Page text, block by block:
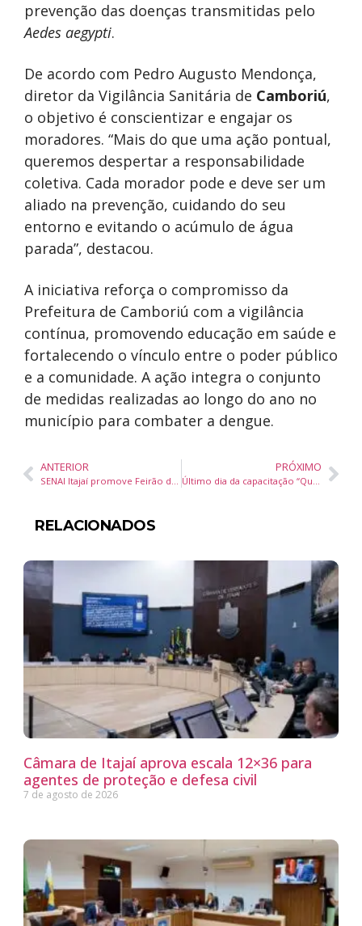
prevenção das doenças transmitidas pelo
Aedes aegypti.
De acordo com Pedro Augusto Mendonça,
diretor da Vigilância Sanitária de Camboriú,
o objetivo é conscientizar e engajar os
moradores. “Mais do que uma ação pontual,
queremos despertar a responsabilidade
coletiva. Cada morador pode e deve ser um
aliado na prevenção, cuidando do seu
entorno e evitando o acúmulo de água
parada”, destacou.
A iniciativa reforça o compromisso da
Prefeitura de Camboriú com a vigilância
contínua, promovendo educação em saúde e
fortalecendo o vínculo entre o poder público
e a comunidade. A ação integra o conjunto
de medidas realizadas ao longo do ano no
município para combater a dengue.
ANTERIOR
SENAI Itajaí promove Feirão da Aprendizagem em novembro com vagas para jovens ingressarem na indústria
PRÓXIMO
Último dia da capacitação “Qualifica Empreendedor Azul” acontece nesta segunda em Balneário Piçarras
RELACIONADOS
Câmara de Itajaí aprova escala 12×36 para
agentes de proteção e defesa civil
7 de agosto de 2026